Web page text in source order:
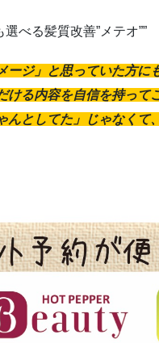
べる髪質改善”メテオ””
ージ」と思っていた方
ける内容を自信を持って
んとしてた」じゃなく